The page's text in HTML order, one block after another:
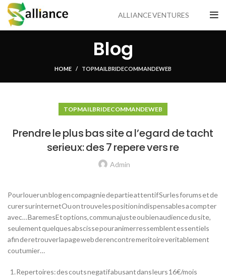
ALLIANCE VENTURES
Blog
HOME TOP MAIL BRIDE COMMANDE WEB
TOP MAIL BRIDE COMMANDE WEB
Prendre le plus bas site a l’egard de tacht
serieux: des 7 repere vers re
Admin
Pour louer un blog en compagnie de partie attentif Sur les forums et de
curer sur internetOu on trouve les position indispensables a compter
avec… BaremesEt options, commun ajuste ou bien audience du site,
seulement quelques abscisse pour animer ressemblent essentiels
afin de retrouver la page web de rencontre meritoire veritablement
coutumier…
Repertoires: des couts negatif abusant dans leurs 16€/mois